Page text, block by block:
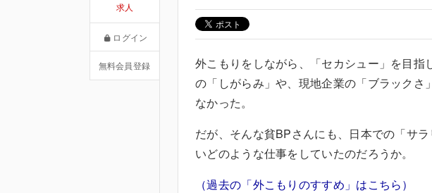
求人
ログイン
無料会員登録
外こもりをしながら、「セカシュー」を目指
の「しがらみ」や、現地企業の「ブラックさ
なかった。
だが、そんな貧BPさんにも、日本での「サ
いどのような仕事をしていたのだろうか。
（過去の「外こもりのすすめ」はこちら）